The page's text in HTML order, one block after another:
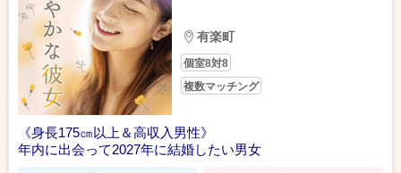
有楽町
個室8対8
複数マッチング
《身長175㎝以上＆高収入男性》
年内に出会って2027年に結婚したい男女